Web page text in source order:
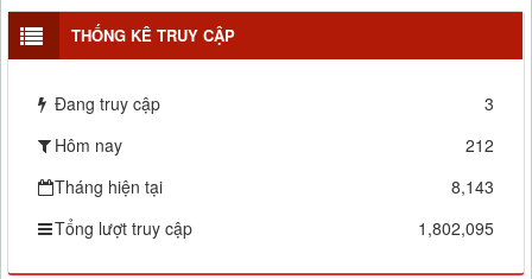
THỐNG KÊ TRUY CẬP
Đang truy cập
3
Hôm nay
212
Tháng hiện tại
8,143
Tổng lượt truy cập
1,802,095